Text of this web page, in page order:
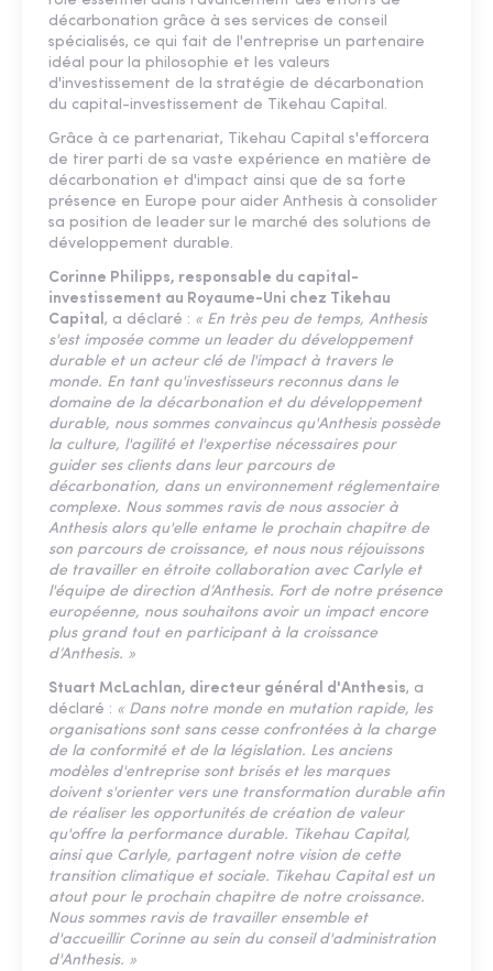
décarbonation grâce à ses services de conseil
spécialisés, ce qui fait de l'entreprise un partenaire
idéal pour la philosophie et les valeurs
d'investissement de la stratégie de décarbonation
du capital-investissement de Tikehau Capital.
Grâce à ce partenariat, Tikehau Capital s'efforcera
de tirer parti de sa vaste expérience en matière de
décarbonation et d'impact ainsi que de sa forte
présence en Europe pour aider Anthesis à consolider
sa position de leader sur le marché des solutions de
développement durable.
Corinne Philipps, responsable du capital-
investissement au Royaume-Uni chez Tikehau
Capital, a déclaré : « En très peu de temps, Anthesis
s'est imposée comme un leader du développement
durable et un acteur clé de l'impact à travers le
monde. En tant qu'investisseurs reconnus dans le
domaine de la décarbonation et du développement
durable, nous sommes convaincus qu'Anthesis possède
la culture, l'agilité et l'expertise nécessaires pour
guider ses clients dans leur parcours de
décarbonation, dans un environnement réglementaire
complexe. Nous sommes ravis de nous associer à
Anthesis alors qu'elle entame le prochain chapitre de
son parcours de croissance, et nous nous réjouissons
de travailler en étroite collaboration avec Carlyle et
l'équipe de direction d’Anthesis. Fort de notre présence
européenne, nous souhaitons avoir un impact encore
plus grand tout en participant à la croissance
d’Anthesis. »
Stuart McLachlan, directeur général d'Anthesis, a
déclaré : « Dans notre monde en mutation rapide, les
organisations sont sans cesse confrontées à la charge
de la conformité et de la législation. Les anciens
modèles d'entreprise sont brisés et les marques
doivent s'orienter vers une transformation durable afin
de réaliser les opportunités de création de valeur
qu'offre la performance durable. Tikehau Capital,
ainsi que Carlyle, partagent notre vision de cette
transition climatique et sociale. Tikehau Capital est un
atout pour le prochain chapitre de notre croissance.
Nous sommes ravis de travailler ensemble et
d'accueillir Corinne au sein du conseil d'administration
d'Anthesis. »